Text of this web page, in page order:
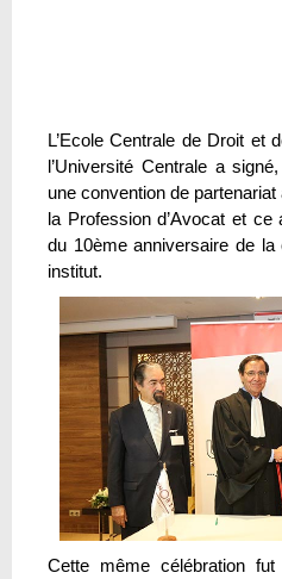
L’Ecole Centrale de Droit et
l’Université Centrale a
une convention de
la Profession d’Avocat et
du 10ème anniversaire de
institut.
Cette même célébration fut